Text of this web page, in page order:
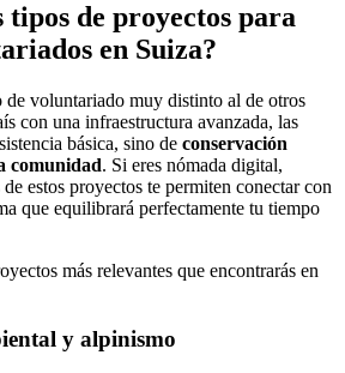
tipos de proyectos para
en Suiza?
de voluntariado muy distinto al de otros
con una infraestructura avanzada, las
básica, sino de conservación
comunidad. Si eres nómada digital,
estos proyectos te permiten conectar con
que equilibrará perfectamente tu tiempo
más relevantes que encontrarás en
y alpinismo